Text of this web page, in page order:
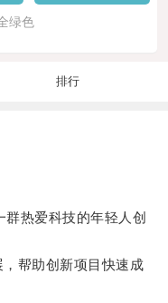
绿色
排行
热爱科技的年轻人创
帮助创新项目快速成